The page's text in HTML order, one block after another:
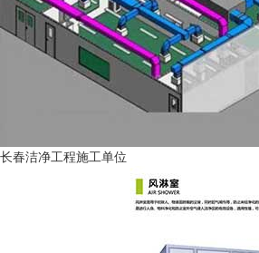
长春洁净工程施工单位